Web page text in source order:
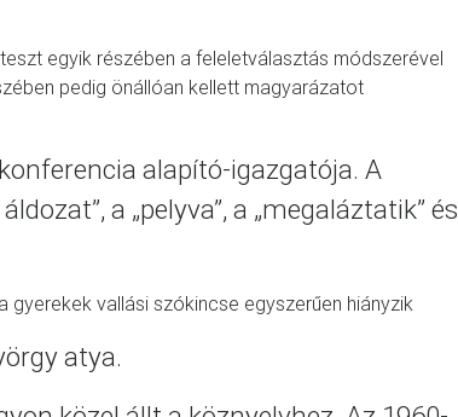
egyik részében a feleletválasztás módszerével
pedig önállóan kellett magyarázatot
alapító-igazgatója. A
a „pelyva”, a „megaláztatik” és
vallási szókincse egyszerűen hiányzik
atya.